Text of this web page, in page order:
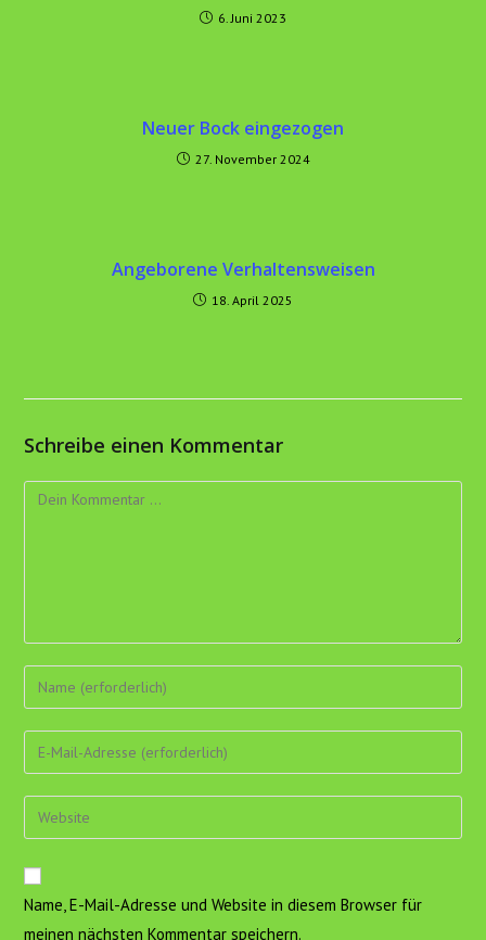
6. Juni 2023
Neuer Bock eingezogen
27. November 2024
Angeborene Verhaltensweisen
18. April 2025
Schreibe einen Kommentar
Kommentar
Gib
deinen
Namen
oder
zum
Kommentieren
ein
Gib
deine
E-
Mail-
Kommentieren
ein
Gib
deine
URL
ein
Name, E-Mail-Adresse und Website in diesem Browser für
meinen nächsten Kommentar speichern.